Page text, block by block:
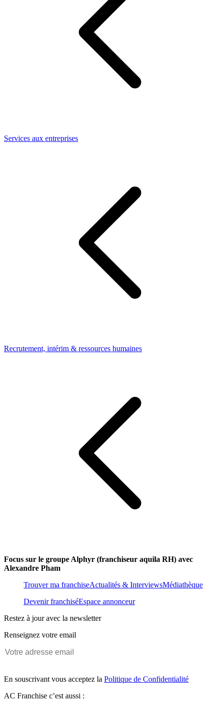
Services aux entreprises
Recrutement, intérim & ressources humaines
Focus sur le groupe Alphyr (franchiseur aquila RH) avec
Alexandre Pham
Trouver ma franchiseActualités & InterviewsMédiathèque
Devenir franchiséEspace annonceur
Restez à jour avec la newsletter
Renseignez votre email
En souscrivant vous acceptez la Politique de Confidentialité
AC Franchise c’est aussi :